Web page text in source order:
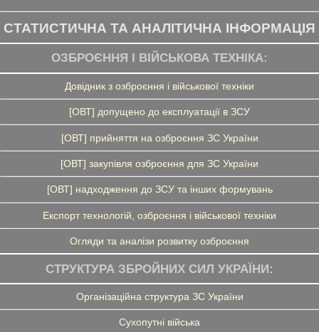
СТАТИСТИЧНА ТА АНАЛІТИЧНА ІНФОРМАЦІЯ
ОЗБРОЄННЯ І ВІЙСЬКОВА ТЕХНІКА:
Довідник з озброєння і військової техніки
[ОВТ] допущено до експлуатації в ЗСУ
[ОВТ] прийняття на озброєння ЗС України
[ОВТ] закупівля озброєння для ЗС України
[ОВТ] надходження до ЗСУ та інших формувань
Експорт технологій, озброєння і військової техніки
Огляди та аналізи розвитку озброєння
СТРУКТУРА ЗБРОЙНИХ СИЛ УКРАЇНИ:
Організаційна структура ЗС України
Сухопутні війська